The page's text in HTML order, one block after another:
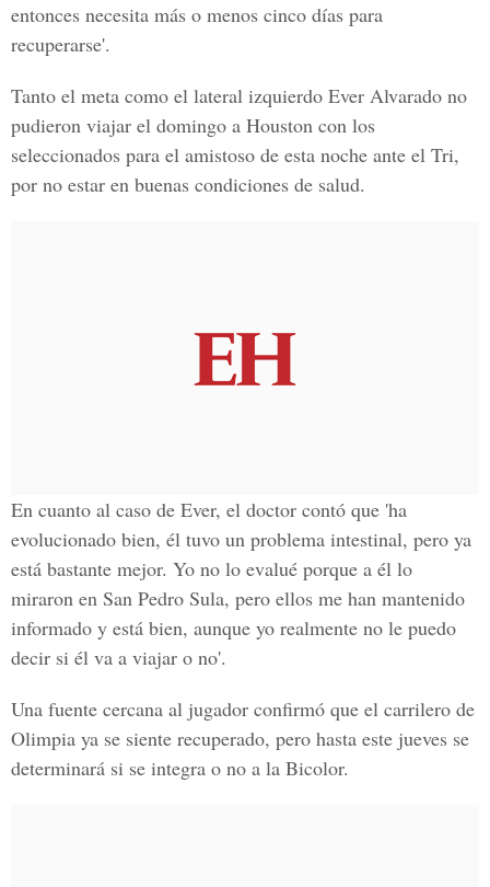
entonces necesita más o menos cinco días para
recuperarse'.
Tanto el meta como el lateral izquierdo Ever Alvarado no
pudieron viajar el domingo a Houston con los
seleccionados para el amistoso de esta noche ante el Tri,
por no estar en buenas condiciones de salud.
En cuanto al caso de Ever, el doctor contó que 'ha
evolucionado bien, él tuvo un problema intestinal, pero ya
está bastante mejor. Yo no lo evalué porque a él lo
miraron en San Pedro Sula, pero ellos me han mantenido
informado y está bien, aunque yo realmente no le puedo
decir si él va a viajar o no'.
Una fuente cercana al jugador confirmó que el carrilero de
Olimpia ya se siente recuperado, pero hasta este jueves se
determinará si se integra o no a la Bicolor.